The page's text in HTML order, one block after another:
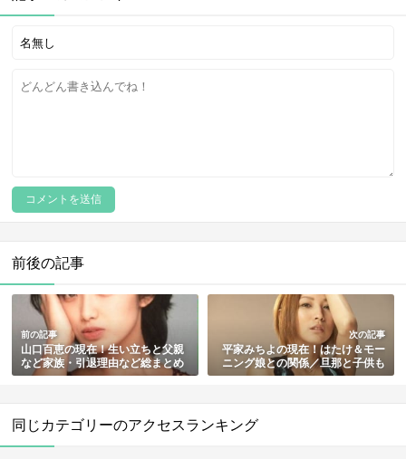
前後の記事
前の記事
山口百恵の現在！生い立ちと父親
など家族・引退理由など総まとめ
次の記事
平家みちよの現在！はたけ＆モー
ニング娘との関係／旦那と子供も
総まとめ【かわいそうな黒歴史】
同じカテゴリーのアクセスランキング